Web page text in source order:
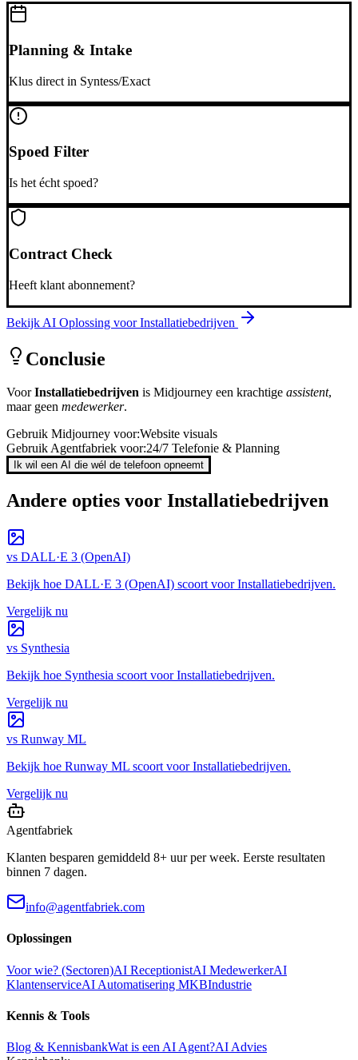
Planning & Intake
Klus direct in Syntess/Exact
Spoed Filter
Is het écht spoed?
Contract Check
Heeft klant abonnement?
Bekijk AI Oplossing voorInstallatiebedrijven
Conclusie
VoorInstallatiebedrijven is Midjourney een krachtige assistent,
maar geen medewerker.
Gebruik Midjourney voor:Website visuals
Gebruik Agentfabriek voor:24/7 Telefonie & Planning
Ik wil een AI die wél de telefoon opneemt
Andere opties voor Installatiebedrijven
vs DALL·E 3 (OpenAI)
Bekijk hoe DALL·E 3 (OpenAI) scoort voorInstallatiebedrijven.
Vergelijk nu
vs Synthesia
Bekijk hoe Synthesia scoort voorInstallatiebedrijven.
Vergelijk nu
vs Runway ML
Bekijk hoe Runway ML scoort voorInstallatiebedrijven.
Vergelijk nu
Agentfabriek
Klanten besparen gemiddeld 8+ uur per week. Eerste resultaten
binnen 7 dagen.
info@agentfabriek.com
Oplossingen
Voor wie? (Sectoren)AI ReceptionistAI MedewerkerAI
KlantenserviceAI Automatisering MKBIndustrie
Kennis & Tools
Blog & KennisbankWat is een AI Agent?AI Advies